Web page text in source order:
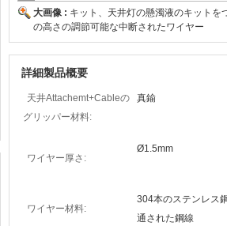
大画像 : キット、天井灯の懸濁液のキットを
の高さの調節可能な中断されたワイヤー
詳細製品概要
天井Attachemt+Cableの
グリッパー材料:
真鍮
ワイヤー厚さ:
Ø1.5mm
ワイヤー材料:
304本のステンレス
通された鋼線